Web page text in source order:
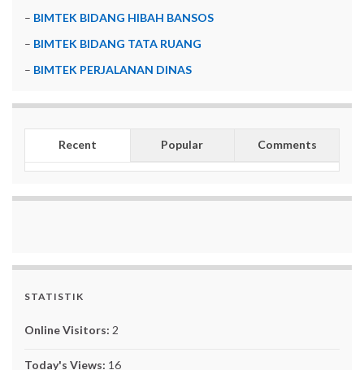
– BIMTEK BIDANG HIBAH BANSOS
– BIMTEK BIDANG TATA RUANG
– BIMTEK PERJALANAN DINAS
Recent Popular Comments
STATISTIK
Online Visitors: 2
Today's Views: 16